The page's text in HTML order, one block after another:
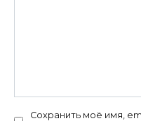
Сохранить моё имя,